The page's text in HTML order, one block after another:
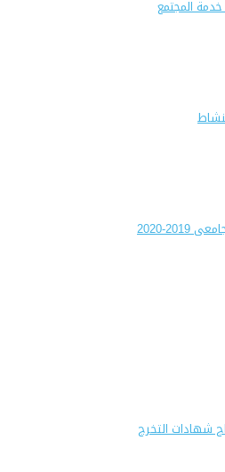
المجتمع
2020
شهادات التخرج